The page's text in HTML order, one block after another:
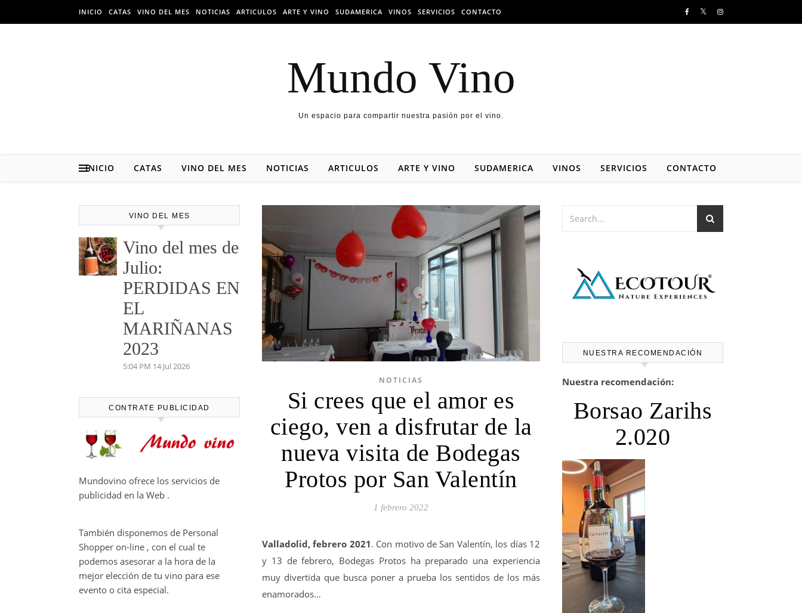
INICIO CATAS VINO DEL MES NOTICIAS ARTICULOS ARTE Y VINO SUDAMERICA VINOS SERVICIOS CONTACTO
Mundo Vino
Un espacio para compartir nuestra pasión por el vino.
INICIO CATAS VINO DEL MES NOTICIAS ARTICULOS ARTE Y VINO SUDAMERICA VINOS SERVICIOS CONTACTO
VINO DEL MES
Vino del mes de
Julio:
PERDIDAS EN
EL
MARIÑANAS
2023
5:04 PM 14 Jul 2026
CONTRATE PUBLICIDAD
Mundovino ofrece los servicios de
publicidad en la Web .
También disponemos de Personal
Shopper on-line , con el cual te
podemos asesorar a la hora de la
mejor elección de tu vino para ese
evento o cita especial.
NOTICIAS
Si crees que el amor es
ciego, ven a disfrutar de la
nueva visita de Bodegas
Protos por San Valentín
1 febrero 2022
Valladolid, febrero 2021. Con motivo de San Valentín, los días 12
y 13 de febrero, Bodegas Protos ha preparado una experiencia
muy divertida que busca poner a prueba los sentidos de los más
enamorados…
NUESTRA RECOMENDACIÓN
Nuestra recomendación:
Borsao Zarihs
2.020